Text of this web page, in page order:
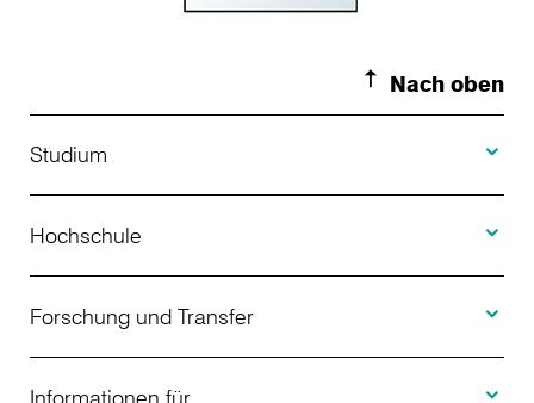
Nach oben
Studium
Studienangebot
Bewerbung
Studienberatung
Hochschule
Über uns
Aktuelles
Forschung und Transfer
Projekte
Informationen für